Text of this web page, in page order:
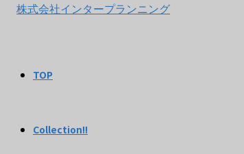
TOP
Collection!!